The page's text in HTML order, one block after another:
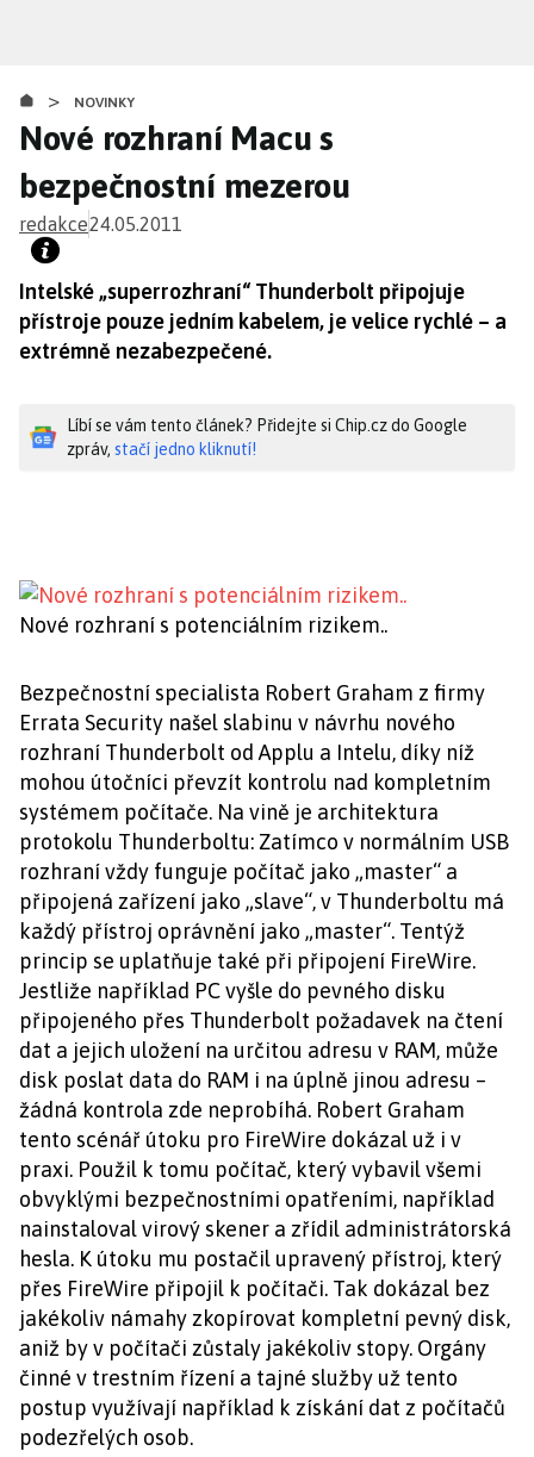
obsahu
> NOVINKY
Nové rozhraní Macu s
bezpečnostní mezerou
redakce24.05.2011
Intelské „superrozhraní“ Thunderbolt připojuje
přístroje pouze jedním kabelem, je velice rychlé – a
extrémně nezabezpečené.
Líbí se vám tento článek? Přidejte si Chip.cz do Google
zpráv, stačí jedno kliknutí!
Nové rozhraní s potenciálním rizikem..
Bezpečnostní specialista Robert Graham z firmy
Errata Security našel slabinu v návrhu nového
rozhraní Thunderbolt od Applu a Intelu, díky níž
mohou útočníci převzít kontrolu nad kompletním
systémem počítače. Na vině je architektura
protokolu Thunderboltu: Zatímco v normálním USB
rozhraní vždy funguje počítač jako „master“ a
připojená zařízení jako „slave“, v Thunderboltu má
každý přístroj oprávnění jako „master“. Tentýž
princip se uplatňuje také při připojení FireWire.
Jestliže například PC vyšle do pevného disku
připojeného přes Thunderbolt požadavek na čtení
dat a jejich uložení na určitou adresu v RAM, může
disk poslat data do RAM i na úplně jinou adresu –
žádná kontrola zde neprobíhá. Robert Graham
tento scénář útoku pro FireWire dokázal už i v
praxi. Použil k tomu počítač, který vybavil všemi
obvyklými bezpečnostními opatřeními, například
nainstaloval virový skener a zřídil administrátorská
hesla. K útoku mu postačil upravený přístroj, který
přes FireWire připojil k počítači. Tak dokázal bez
jakékoliv námahy zkopírovat kompletní pevný disk,
aniž by v počítači zůstaly jakékoliv stopy. Orgány
činné v trestním řízení a tajné služby už tento
postup využívají například k získání dat z počítačů
podezřelých osob.